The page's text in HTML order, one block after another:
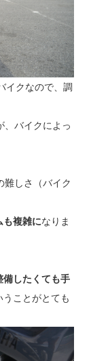
イクなので、調
、バイクによっ
難しさ（バイク
も複雑になりま
備したくても手
うことがとても